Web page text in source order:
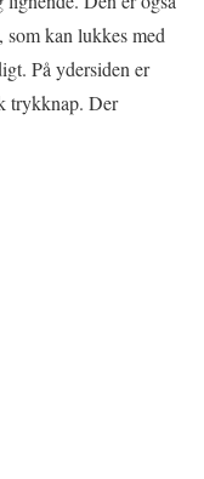
kan lukkes med
På ydersiden er
trykknap. Der